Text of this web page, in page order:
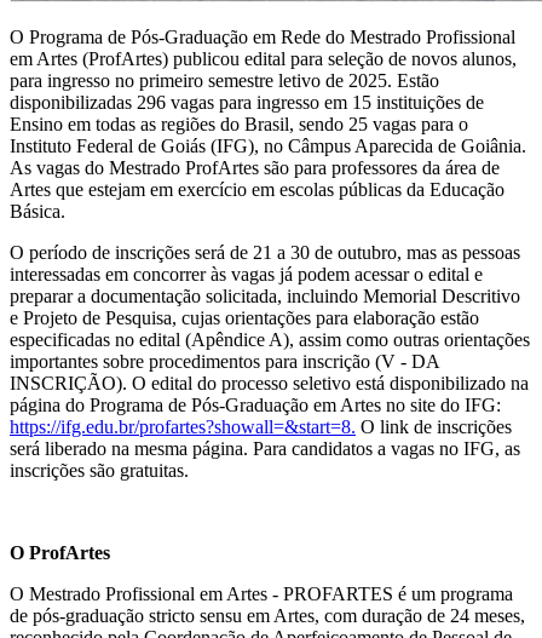
O Programa de Pós-Graduação em Rede do Mestrado Profissional
em Artes (ProfArtes) publicou edital para seleção de novos alunos,
para ingresso no primeiro semestre letivo de 2025. Estão
disponibilizadas 296 vagas para ingresso em 15 instituições de
Ensino em todas as regiões do Brasil, sendo 25 vagas para o
Instituto Federal de Goiás (IFG), no Câmpus Aparecida de Goiânia.
As vagas do Mestrado ProfArtes são para professores da área de
Artes que estejam em exercício em escolas públicas da Educação
Básica.
O período de inscrições será de 21 a 30 de outubro, mas as pessoas
interessadas em concorrer às vagas já podem acessar o edital e
preparar a documentação solicitada, incluindo Memorial Descritivo
e Projeto de Pesquisa, cujas orientações para elaboração estão
especificadas no edital (Apêndice A), assim como outras orientações
importantes sobre procedimentos para inscrição (V - DA
INSCRIÇÃO). O edital do processo seletivo está disponibilizado na
página do Programa de Pós-Graduação em Artes no site do IFG:
https://ifg.edu.br/profartes?showall=&start=8. O link de inscrições
será liberado na mesma página. Para candidatos a vagas no IFG, as
inscrições são gratuitas.
O ProfArtes
O Mestrado Profissional em Artes - PROFARTES é um programa
de pós-graduação stricto sensu em Artes, com duração de 24 meses,